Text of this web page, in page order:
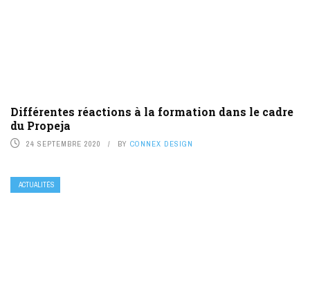
Différentes réactions à la formation dans le cadre
du Propeja
24 SEPTEMBRE 2020 BY CONNEX DESIGN
ACTUALITÉS